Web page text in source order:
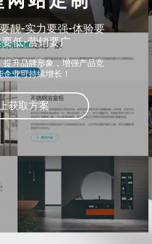
靓-实力要强-体验要
低-营销要广
提升品牌形象，增强产品竞
业可持续增长！
获取方案